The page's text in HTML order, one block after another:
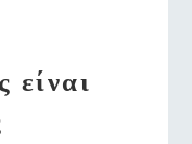
είναι